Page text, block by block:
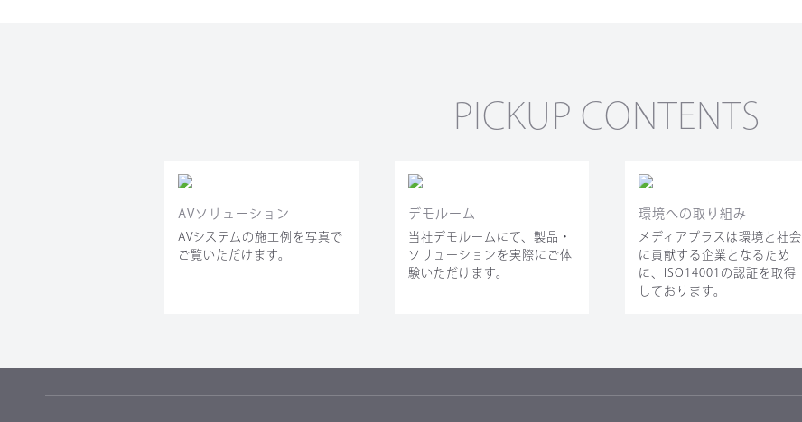
PICKUP CONTENTS
AVソリューション
AVシステムの施工例を写真で
ご覧いただけます。
デモルーム
当社デモルームにて、製品・
ソリューションを実際にご体
験いただけます。
環境への取り組み
メディアプラスは環境と社会
に貢献する企業となるため
に、ISO14001の認証を取得
しております。